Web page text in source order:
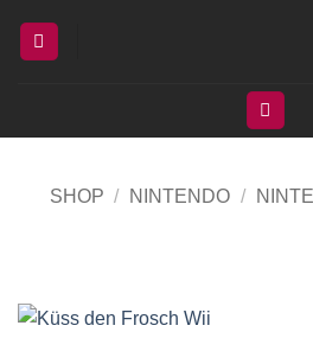
Inhalt
SHOP / NINTENDO /